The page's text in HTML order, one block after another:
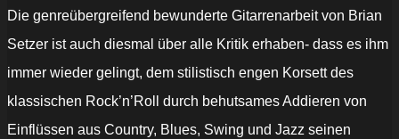
Die genreübergreifend bewunderte Gitarrenarbeit von Brian
Setzer ist auch diesmal über alle Kritik erhaben- dass es ihm
immer wieder gelingt, dem stilistisch engen Korsett des
klassischen Rock’n’Roll durch behutsames Addieren von
Einflüssen aus Country, Blues, Swing und Jazz seinen